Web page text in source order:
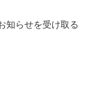
知らせを受け取る